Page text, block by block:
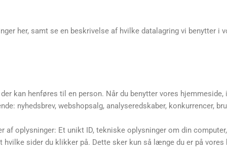
her, samt se en beskrivelse af hvilke datalagring vi benytter i
kan henføres til en person. Når du benytter vores
nyhedsbrev, webshopsalg, analyseredskaber, konkurrencer,
af oplysninger: Et unikt ID, tekniske oplysninger om din
hvilke sider du klikker på. Dette sker kun så længe du er på vores